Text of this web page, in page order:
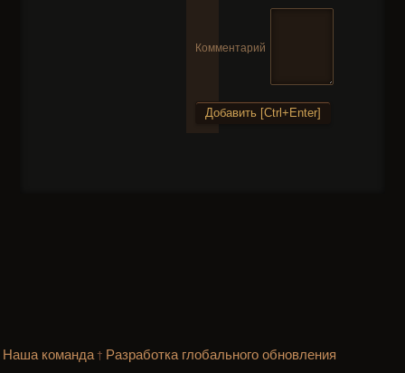
Комментарий
Наша команда† Разработка глобального обновления